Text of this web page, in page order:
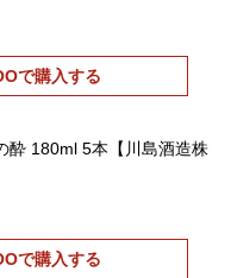
で購入する
酔 180ml 5本【川島酒造株
で購入する